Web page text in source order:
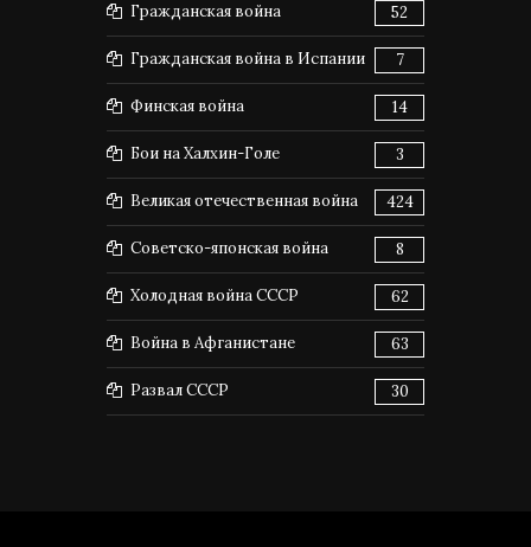
Гражданская война 52
Гражданская война в Испании 7
Финская война 14
Бои на Халхин-Голе 3
Великая отечественная война 424
Советско-японская война 8
Холодная война СССР 62
Война в Афганистане 63
Развал СССР 30